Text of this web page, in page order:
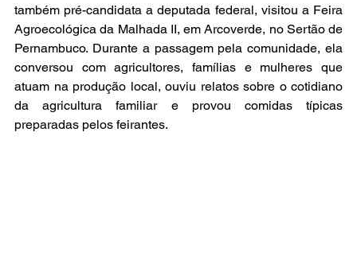
também pré-candidata a deputada federal, visitou a Feira
Agroecológica da Malhada II, em Arcoverde, no Sertão de
Pernambuco. Durante a passagem pela comunidade, ela
conversou com agricultores, famílias e mulheres que
atuam na produção local, ouviu relatos sobre o cotidiano
da agricultura familiar e provou comidas típicas
preparadas pelos feirantes.